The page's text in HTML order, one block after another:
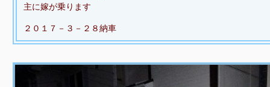
主に嫁が乗ります
２０１７－３－２８納車